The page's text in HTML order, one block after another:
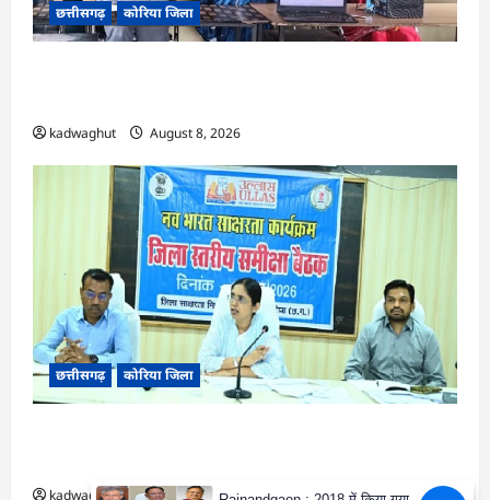
छत्तीसगढ़ कोरिया जिला
kadwaghut August 8, 2026
छत्तीसगढ़ कोरिया जिला
kadwaghut August 8, 2026